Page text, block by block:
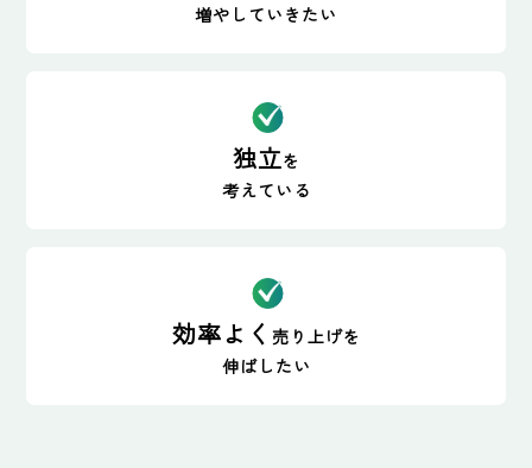
増やしていきたい
独立を
考えている
効率よく 売り上げを
伸ばしたい